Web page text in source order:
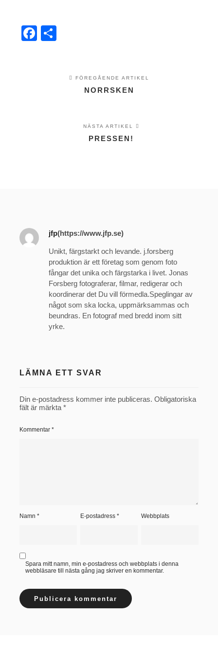
Facebook
FÖREGÅENDE ARTIKEL
NORRSKEN
NÄSTA ARTIKEL
PRESSEN!
jfp(https://www.jfp.se)
Unikt, färgstarkt och levande. j.forsberg
produktion är ett företag som genom foto
fångar det unika och färgstarka i livet. Jonas
Forsberg fotograferar, filmar, redigerar och
koordinerar det Du vill förmedla.Speglingar av
något som ska locka, uppmärksammas och
beundras. En fotograf med bredd inom sitt
yrke.
LÄMNA ETT SVAR
Din e-postadress kommer inte publiceras. Obligatoriska
fält är märkta *
Kommentar *
Namn * E-postadress* Webbplats
Spara mitt namn, min e-postadress och webbplats i denna
webbläsare till nästa gång jag skriver en kommentar.